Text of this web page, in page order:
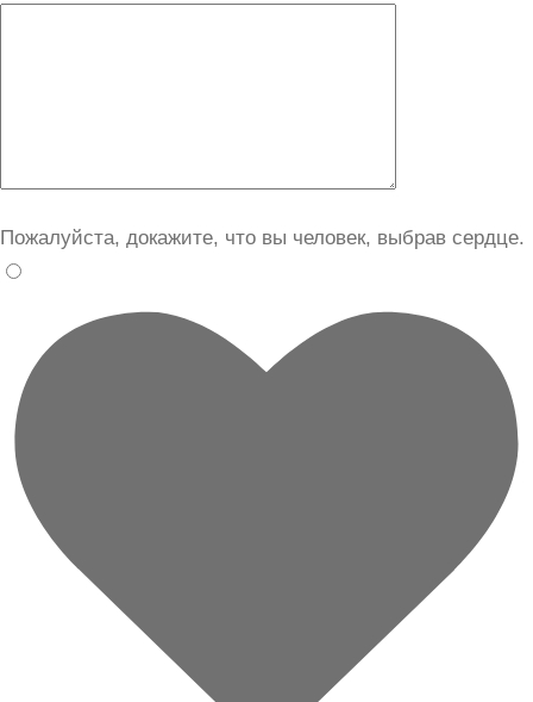
Пожалуйста, докажите, что вы человек, выбрав сердце.